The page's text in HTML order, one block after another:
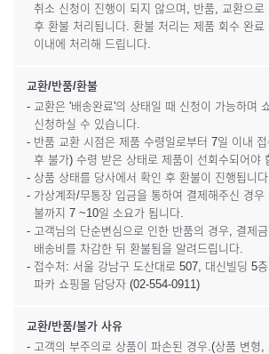
취소 신청이 진행이 되지 않으며, 반품, 교환으로
후 환불 처리됩니다. 환불 처리는 제품 회수 완료
이내에 처리해 드립니다.
교환/반품/환불
- 교환은 '배송완료'의 상태일 때 신청이 가능하며
신청하실 수 있습니다.
- 반품 교환 시점은 제품 수령일로부터 7일 이내 접
후 불가) 수령 받은 상태로 제품이 선회수되어야
- 상품 상태를 당사에서 확인 후 환불이 진행됩니다.
- 가상계좌/무통장 입금을 통하여 결제해주신 경
불까지 7 ~10일 소요가 됩니다.
- 고객님의 단순변심으로 인한 반품의 경우, 결제
배송비를 차감한 뒤 환불됨을 알려드립니다.
- 접수처: 서울 강남구 도산대로 507, 대신빌딩 5
파카 쇼핑몰 담당자 (02-554-0911)
교환/반품/불가 사유
- 고객의 부주의로 상품이 파손된 경우.(상품 변형,